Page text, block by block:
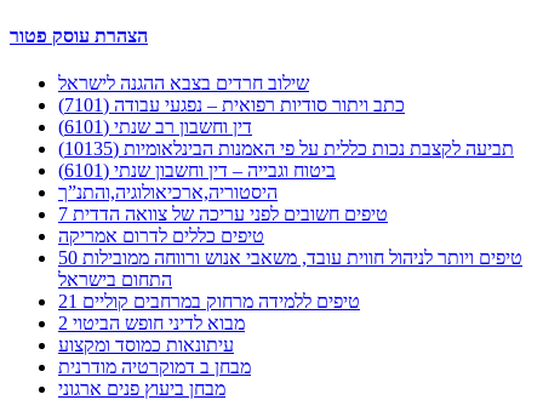
הצהרת עוסק פטור
שילוב חרדים בצבא ההגנה לישראל
כתב ויתור סודיות רפואית – נפגעי עבודה (7101)
דין וחשבון רב שנתי (6101)
תביעה לקצבת נכות כללית על פי האמנות הבינלאומיות (10135)
ביטוח וגבייה – דין וחשבון שנתי (6101)
היסטוריה,ארכיאולוגיה,והתנ”ך
7 טיפים חשובים לפני עריכה של צוואה הדדית
טיפים כללים לדרום אמריקה
50 טיפים ויותר לניהול חווית עובד, משאבי אנוש ורווחה ממובילות
התחום בישראל
21 טיפים ללמידה מרחוק במרחבים קוליים
מבוא לדיני חופש הביטוי 2
עיתונאות כמוסד ומקצוע
מבחן ב דמוקרטיה מודרנית
מבחן ביעוץ פנים ארגוני